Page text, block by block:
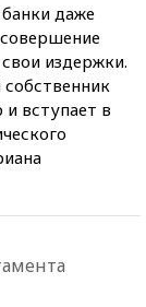
даже
издержки.
вступает в